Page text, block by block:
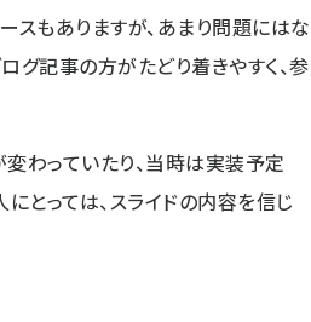
スもありますが、あまり問題にはな
ログ記事の方がたどり着きやすく、参
わっていたり、当時は実装予定
とっては、スライドの内容を信じ